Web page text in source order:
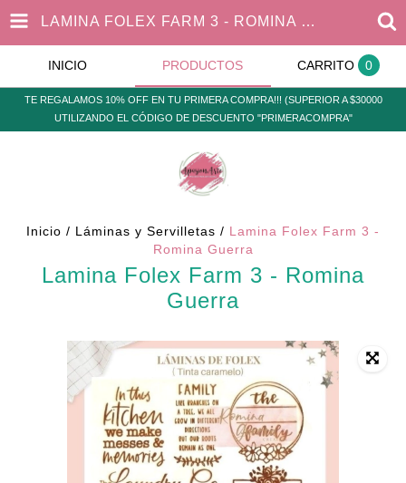
LAMINA FOLEX FARM 3 - ROMINA GUERRA
INICIO PRODUCTOS CARRITO 0
TE REGALAMOS 10% OFF EN TU PRIMERA COMPRA!!! (SUPERIOR A $30000
UTILIZANDO EL CÓDIGO DE DESCUENTO "PRIMERACOMPRA"
Inicio / Láminas y Servilletas / Lamina Folex Farm 3 -
Romina Guerra
Lamina Folex Farm 3 - Romina
Guerra